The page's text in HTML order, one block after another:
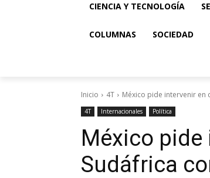
CIENCIA Y TECNOLOGÍA
COLUMNAS SOCIEDAD
Inicio 4T México pide intervenir en
4T Internacionales Política
México pide
Sudáfrica